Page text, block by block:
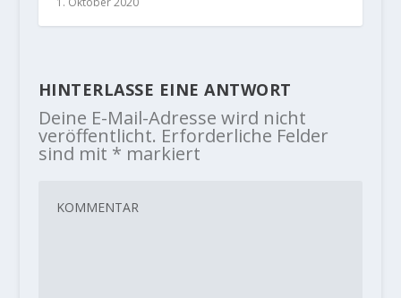
HINTERLASSE EINE ANTWORT
Deine E-Mail-Adresse wird nicht
veröffentlicht. Erforderliche Felder
sind mit * markiert